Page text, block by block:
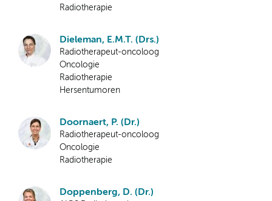
Radiotherapie
Dieleman, E.M.T. (Drs.)
Radiotherapeut-oncoloog
Oncologie
Radiotherapie
Hersentumoren
Doornaert, P. (Dr.)
Radiotherapeut-oncoloog
Oncologie
Radiotherapie
Doppenberg, D. (Dr.)